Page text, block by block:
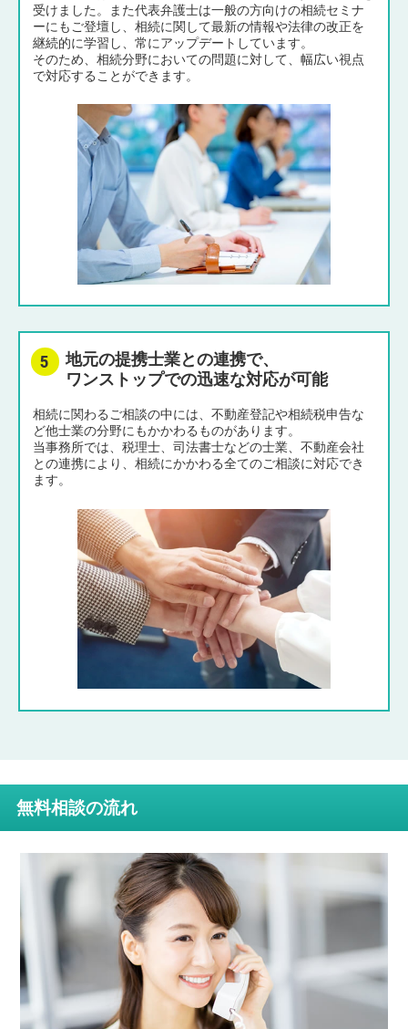
受けました。また代表弁護士は一般の方向けの相続セミナ
ーにもご登壇し、相続に関して最新の情報や法律の改正を
継続的に学習し、常にアップデートしています。
そのため、相続分野においての問題に対して、幅広い視点
で対応することができます。
地元の提携士業との連携で、
ワンストップでの迅速な対応が可能
相続に関わるご相談の中には、不動産登記や相続税申告な
ど他士業の分野にもかかわるものがあります。
当事務所では、税理士、司法書士などの士業、不動産会社
との連携により、相続にかかわる全てのご相談に対応でき
ます。
無料相談の流れ